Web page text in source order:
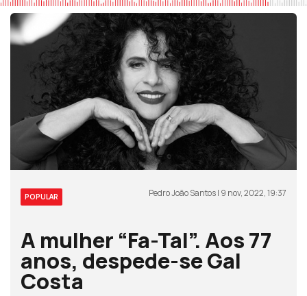
POPULAR Pedro João Santos | 9 nov, 2022, 19:37
A mulher “Fa-Tal”. Aos 77
anos, despede-se Gal
Costa